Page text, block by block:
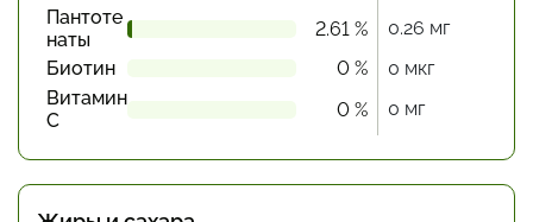
Пантоте
наты
2.61 %
0.26 мг
Биотин
0 %
0 мкг
Витамин
С
0 % 0 мг